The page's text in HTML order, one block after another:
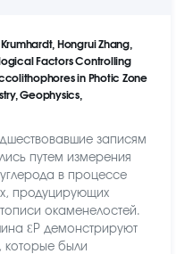
Hongrui Zhang,
Factors Controlling
in Photic Zone
Geophysics,
записям
путем измерения
в процессе
продуцирующих
окаменелостей.
ƐP демонстрируют
которые были